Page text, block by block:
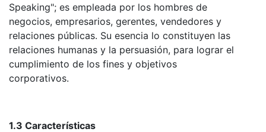
Speaking"; es empleada por los hombres de
negocios, empresarios, gerentes, vendedores y
relaciones públicas. Su esencia lo constituyen las
relaciones humanas y la persuasión, para lograr el
cumplimiento de los fines y objetivos
corporativos.
1.3 Características